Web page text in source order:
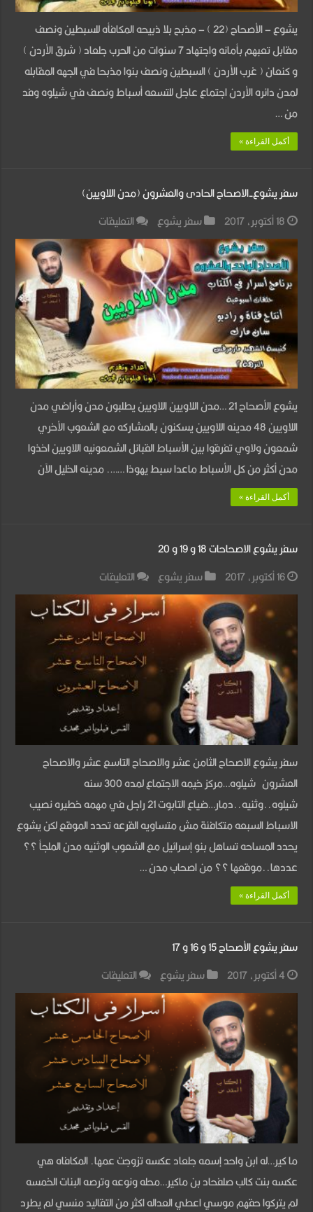
22-
مذبح
بلاذبيحة
مغلقة
يشوع – الأصحاح (22 ) – مذبح بلا ذبيحه المكافأه للسبطين ونصف
مقابل تعبهم بأمانه واجتهاد 7 سنوات من الحرب جلعاد ( شرق الأردن )
و كنعان ( غرب الأردن ) السبطين ونصف بنوا مذبحا في الجهه المقابله
لمدن دائره الأردن اجتماع عاجل للتسعه أسباط ونصف في شيلوه وفد
من …
أكمل القراءة »
سفر يشوع-الاصحاح الحادى والعشرون (مدن اللاويين)
18 أكتوبر، 2017
سفر يشوع التعليقات
سفر
يشوع-
الاصحاح
الحادى
والعشرون
(مدن
اللاويين)
مغلقة
يشوع الأصحاح 21 …مدن اللاويين اللاويين يطلبون مدن وأراضي مدن
اللاويين 48 مدينه اللاويين يسكنون بالمشاركه مع الشعوب الأخري
شمعون ولاوي تفرقوا بين الأسباط القبائل الشمعونيه اللاويين اخذوا
مدن أكثر من كل الأسباط ماعدا سبط يهوذا ……. مدينه الخليل الآن
أكمل القراءة »
سفر يشوع الاصحاحات 18 و 19 و 20
16 أكتوبر، 2017
سفر يشوع التعليقات
سفر
يشوع
الاصحاحات
18
و
19
و
20
مغلقة
سفر يشوع الاصحاح الثامن عشر والاصحاح التاسع عشر والاصحاح
العشرون شيلوه…مركز خيمه الاجتماع لمده 300 سنه
شيلوه..وثنيه..دمار…ضياع التابوت 21 راجل في مهمه خطيره نصيب
الاسباط السبعه متكافئة مش متساويه القرعه تحدد الموقع لكن يشوع
يحدد المساحه تساهل بنو إسرائيل مع الشعوب الوثنيه مدن الملجأ ؟؟
عددها..موقعها ؟؟ من اصحاب مدن …
أكمل القراءة »
سفر يشوع الأصحاح 15 و 16 و 17
4 أكتوبر، 2017
سفر يشوع التعليقات
سفر
يشوع
الأصحاح
15
و
16
و
17
مغلقة
ما كير…له ابن واحد إسمه جلعاد عكسه تزوجت عمها. المكافاه هي
عكسه بنت كالب صلفحاد بن ماكير…محله ونوعه وترصه البنات الخمسه
لم يتركوا حقهم موسي اعطي العداله اكثر من التقاليد منسي لم يطرد